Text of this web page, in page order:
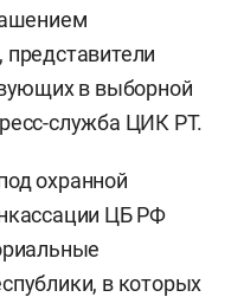
в выборной
служба ЦИК РТ.
охранной
ЦБ РФ
в которых